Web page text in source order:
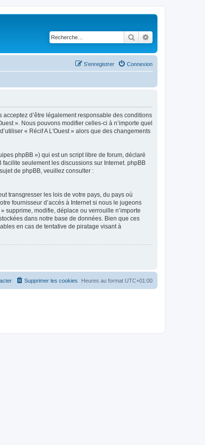
Rechercher
Connexion
S’enregistrer
acceptez d’être légalement responsable des conditions
». Nous pouvons modifier celles-ci à n’importe quel
« Récif A L'Ouest » alors que des changements
phpBB ») qui est un script libre de forum, déclaré
facilite seulement les discussions sur Internet. phpBB
de phpBB, veuillez consulter :
transgresser les lois de votre pays, du pays où
fournisseur d’accès à Internet si nous le jugeons
supprime, modifie, déplace ou verrouille n’importe
dans notre base de données. Bien que ces
en cas de tentative de piratage visant à
Heures au format UTC+01:00
Supprimer les cookies